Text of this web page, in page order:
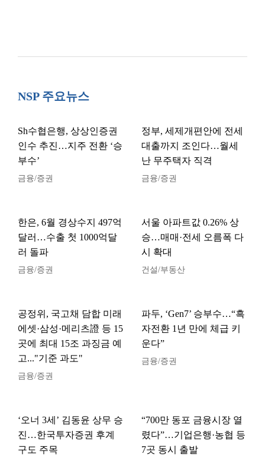
NSP 주요뉴스
Sh수협은행, 상상인증권
인수 추진…지주 전환 ‘승
부수’
금융/증권
정부, 세제개편안에 전세
대출까지 조인다…월세
난 무주택자 직격
금융/증권
한은, 6월 경상수지 497억
달러…수출 첫 1000억달
러 돌파
금융/증권
서울 아파트값 0.26% 상
승…매매·전세 오름폭 다
시 확대
건설/부동산
공정위, 국고채 담합 미래
에셋·삼성·메리츠證 등 15
곳에 최대 15조 과징금 예
고..."기준 과도"
금융/증권
파두, ‘Gen7’ 승부수…“흑
자전환 1년 만에 체급 키
운다”
금융/증권
‘오너 3세’ 김동윤 상무 승
진…한국투자증권 후계
구도 주목
“700만 동포 금융시장 열
렸다”…기업은행·농협 등
7곳 동시 출발